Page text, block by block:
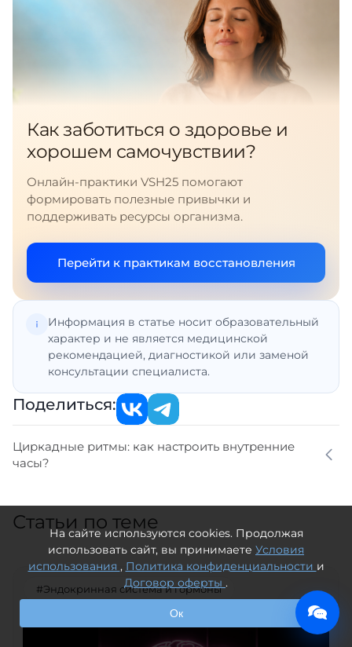
Как заботиться о здоровье и
хорошем самочувствии?
Онлайн-практики VSH25 помогают
формировать полезные привычки и
поддерживать ресурсы организма.
Перейти к практикам восстановления
Информация в статье носит образовательный
характер и не является медицинской
рекомендацией, диагностикой или заменой
консультации специалиста.
Поделиться:
Циркадные ритмы: как настроить внутренние
часы?
Статьи по теме
#Эндокринная система и гормоны
На сайте используются cookies. Продолжая
использовать сайт, вы принимаете Условия
использования , Политика конфиденциальности и
Договор оферты .
Ок